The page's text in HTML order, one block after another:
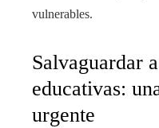
vulnerables.
Salvaguardar
educativas:
urgente